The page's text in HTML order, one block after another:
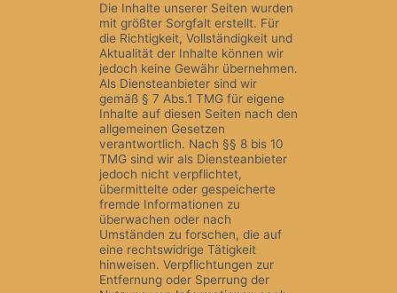
Die Inhalte unserer Seiten wurden
mit größter Sorgfalt erstellt. Für
die Richtigkeit, Vollständigkeit und
Aktualität der Inhalte können wir
jedoch keine Gewähr übernehmen.
Als Diensteanbieter sind wir
gemäß § 7 Abs.1 TMG für eigene
Inhalte auf diesen Seiten nach den
allgemeinen Gesetzen
verantwortlich. Nach §§ 8 bis 10
TMG sind wir als Diensteanbieter
jedoch nicht verpflichtet,
übermittelte oder gespeicherte
fremde Informationen zu
überwachen oder nach
Umständen zu forschen, die auf
eine rechtswidrige Tätigkeit
hinweisen. Verpflichtungen zur
Entfernung oder Sperrung der